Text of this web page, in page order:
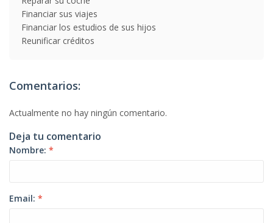
Financiar sus viajes
Financiar los estudios de sus hijos
Reunificar créditos
Comentarios:
Actualmente no hay ningún comentario.
Deja tu comentario
Nombre: *
Email: *